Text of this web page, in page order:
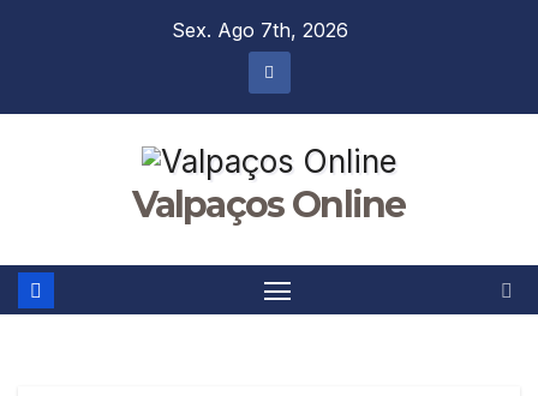
Sex. Ago 7th, 2026
Valpaços Online